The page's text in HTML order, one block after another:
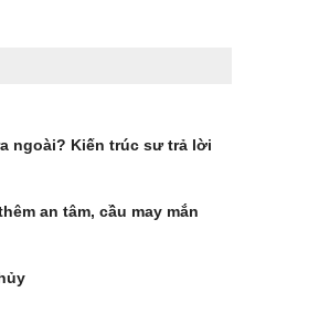
ngoài? Kiến trúc sư trả lời
an tâm, cầu may mắn